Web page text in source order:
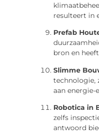
resulteert in
Prefab
bron en
Slimme
technologie,
aan
Robotica in
zelfs
antwoord